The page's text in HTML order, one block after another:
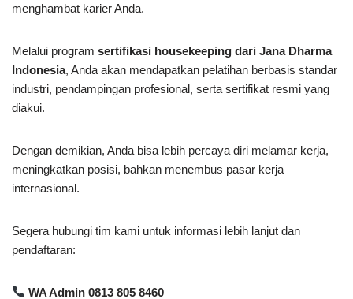
menghambat karier Anda.
Melalui program sertifikasi housekeeping dari Jana Dharma
Indonesia, Anda akan mendapatkan pelatihan berbasis standar
industri, pendampingan profesional, serta sertifikat resmi yang
diakui.
Dengan demikian, Anda bisa lebih percaya diri melamar kerja,
meningkatkan posisi, bahkan menembus pasar kerja
internasional.
Segera hubungi tim kami untuk informasi lebih lanjut dan
pendaftaran:
WA Admin 0813 805 8460